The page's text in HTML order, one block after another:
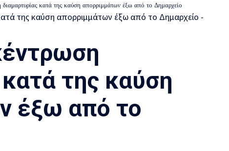
κατά της καύση απορριμμάτων έξω από το Δημαρχείο
της καύση
έξω από το